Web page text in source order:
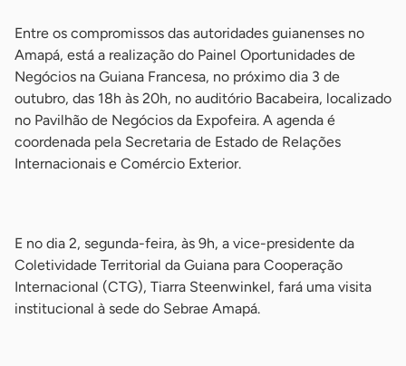
Entre os compromissos das autoridades guianenses no
Amapá, está a realização do Painel Oportunidades de
Negócios na Guiana Francesa, no próximo dia 3 de
outubro, das 18h às 20h, no auditório Bacabeira, localizado
no Pavilhão de Negócios da Expofeira. A agenda é
coordenada pela Secretaria de Estado de Relações
Internacionais e Comércio Exterior.
E no dia 2, segunda-feira, às 9h, a vice-presidente da
Coletividade Territorial da Guiana para Cooperação
Internacional (CTG), Tiarra Steenwinkel, fará uma visita
institucional à sede do Sebrae Amapá.